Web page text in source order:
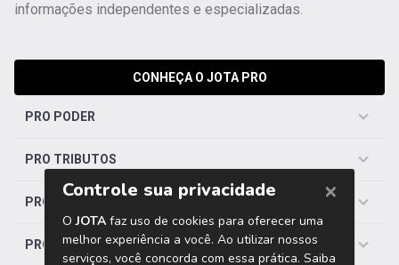
informações independentes e especializadas.
CONHEÇA O JOTA PRO
PRO PODER
PRO TRIBUTOS
PRO TRABALHISTA
PRO SAÚDE